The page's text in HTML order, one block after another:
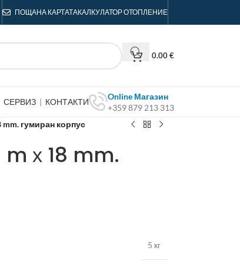
ПОЩАНА КАРТАТАКАЛКУЛАТОР ОТОПЛЕНИЕ
0.00€
СЕРВИЗ | КОНТАКТИ
Online Магазин
+359 879 213 313
mm. гумиран корпус
m х 18 mm.
5 кг